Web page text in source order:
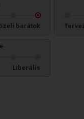
barátok
Liberális